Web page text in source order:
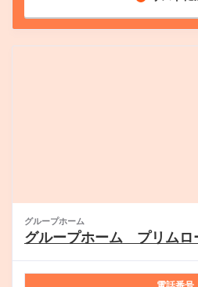
グループホーム
グループホーム プリムロ